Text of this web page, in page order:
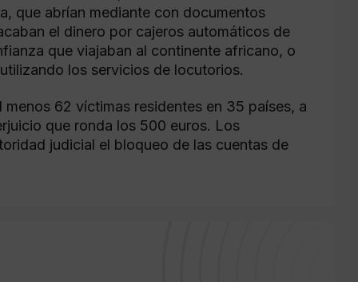
que abrían mediante con documentos
el dinero por cajeros automáticos de
que viajaban al continente africano, o
los servicios de locutorios.
62 víctimas residentes en 35 países, a
que ronda los 500 euros. Los
judicial el bloqueo de las cuentas de